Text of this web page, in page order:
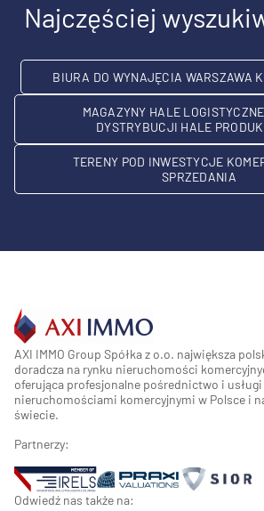
Najczęściej
BIURA DO WYNAJĘCIA WARSZAWA
MAGAZYNY HALE
DYSTRYBUCJI HALE
TERENY POD INWESTYCJE
SPRZEDANIA
AXI IMMO Group Spółka z o.o. największa
doradcza na rynku nieruchomości
oferująca profesjonalne pośrednictwo i
nieruchomościami komercyjnymi w Polsce i
świecie.
Partnerzy:
Odwiedź nas także na: